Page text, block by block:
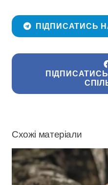
ПІДПИСАТИСЬ
ПІДПИСАТИСЬ
Схожі матеріали